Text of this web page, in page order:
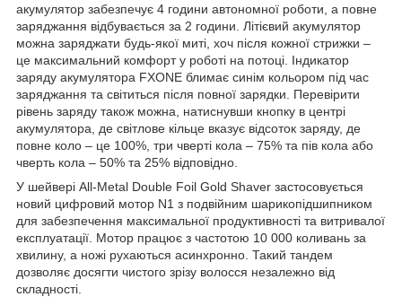
акумулятор забезпечує 4 години автономної роботи, а повне
заряджання відбувається за 2 години. Літієвий акумулятор
можна заряджати будь-якої миті, хоч після кожної стрижки –
це максимальний комфорт у роботі на потоці. Індикатор
заряду акумулятора FXONE блимає синім кольором під час
заряджання та світиться після повної зарядки. Перевірити
рівень заряду також можна, натиснувши кнопку в центрі
акумулятора, де світлове кільце вказує відсоток заряду, де
повне коло – це 100%, три чверті кола – 75% та пів кола або
чверть кола – 50% та 25% відповідно.
У шейвері All-Metal Double Foil Gold Shaver застосовується
новий цифровий мотор N1 з подвійним шарикопідшипником
для забезпечення максимальної продуктивності та витривалої
експлуатації. Мотор працює з частотою 10 000 коливань за
хвилину, а ножі рухаються асинхронно. Такий тандем
дозволяє досягти чистого зрізу волосся незалежно від
складності.